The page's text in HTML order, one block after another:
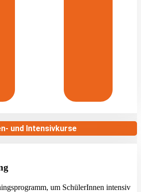
und Intensivkurse
um SchülerInnen intensiv